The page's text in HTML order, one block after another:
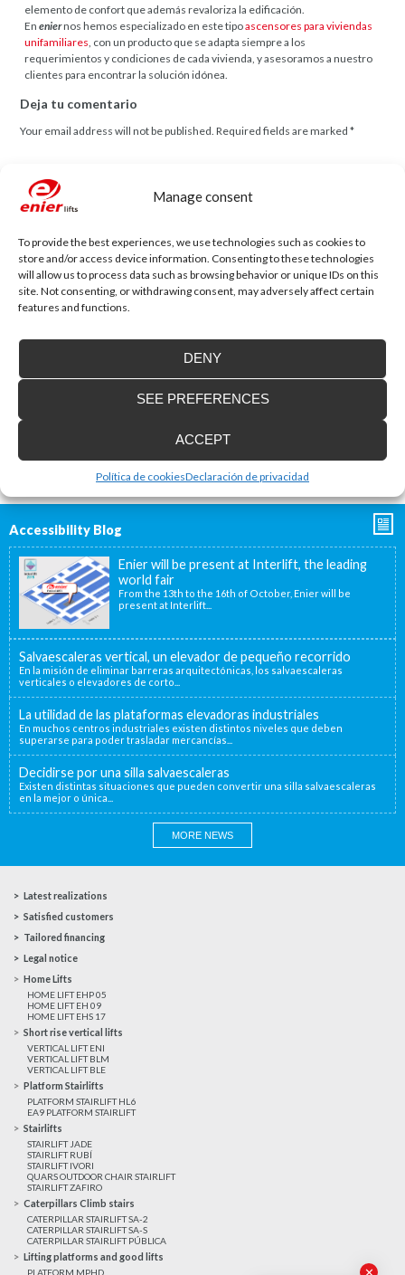
Manage consent
To provide the best experiences, we use technologies such as cookies to
store and/or access device information. Consenting to these technologies
will allow us to process data such as browsing behavior or unique IDs on this
site. Not consenting, or withdrawing consent, may adversely affect certain
features and functions.
ACCEPT
DENY
SEE PREFERENCES
Política de cookiesDeclaración de privacidad
elemento de confort que además revaloriza la edificación.
Eneniernos hemos especializado en este tipoascensores para viviendas
unifamiliares, con un producto que se adapta siempre a los
requerimientos y condiciones de cada vivienda, y asesoramos a nuestro
clientes para encontrar la solución idónea.
Deja tu comentario
Your email address will not be published. Required fields are marked*
Email
Accessibility Blog
Enier will be present at Interlift, the leading
world fair
From the 13th to the 16th of October, Enier will be
present at Interlift...
Salvaescaleras vertical, un elevador de pequeño recorrido
En la misión de eliminar barreras arquitectónicas, los salvaescaleras
verticales o elevadores de corto...
La utilidad de las plataformas elevadoras industriales
En muchos centros industriales existen distintos niveles que deben
superarse para poder trasladar mercancías...
Decidirse por una silla salvaescaleras
Existen distintas situaciones que pueden convertir una silla salvaescaleras
en la mejor o única...
MORE NEWS
Latest realizations
Satisfied customers
Tailored financing
Legal notice
Home Lifts
HOME LIFT EHP 05
HOME LIFT EH 09
HOME LIFT EHS 17
Short rise vertical lifts
VERTICAL LIFT ENI
VERTICAL LIFT BLM
VERTICAL LIFT BLE
Platform Stairlifts
PLATFORM STAIRLIFT HL6
EA9 PLATFORM STAIRLIFT
Stairlifts
STAIRLIFT JADE
STAIRLIFT RUBÍ
STAIRLIFT IVORI
QUARS OUTDOOR CHAIR STAIRLIFT
STAIRLIFT ZAFIRO
Caterpillars Climb stairs
CATERPILLAR STAIRLIFT SA-2
CATERPILLAR STAIRLIFT SA-S
CATERPILLAR STAIRLIFT PÚBLICA
Lifting platforms and good lifts
PLATFORM MPHD